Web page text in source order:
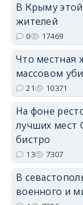
В Крыму
жителей
0 17469
Что местная
массовом
21 10371
На фоне
лучших мест
бистро
13 7307
В
военного и